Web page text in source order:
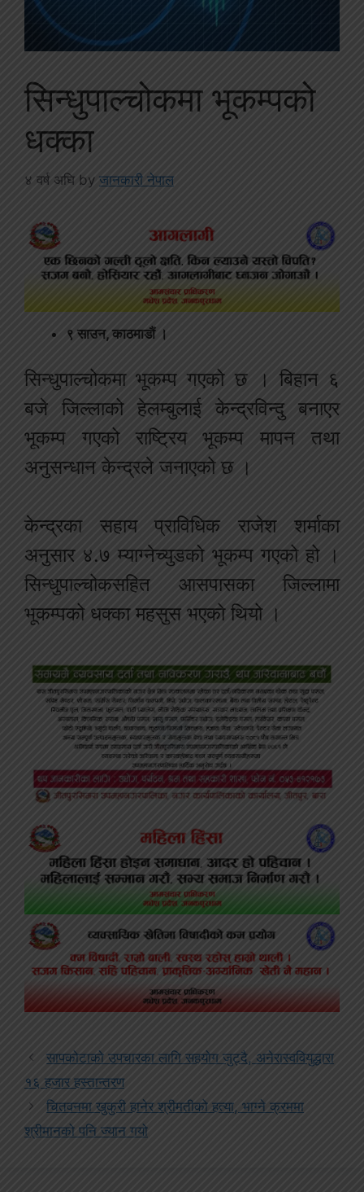
सिन्धुपाल्चोकमा भूकम्पको
धक्का
४ वर्ष अघि by जानकारी नेपाल
९ साउन, काठमाडौं ।
सिन्धुपाल्चोकमा भूकम्प गएको छ । बिहान ६
बजे जिल्लाको हेलम्बुलाई केन्द्रविन्दु बनाएर
भूकम्प गएको राष्ट्रिय भूकम्प मापन तथा
अनुसन्धान केन्द्रले जनाएको छ ।
केन्द्रका सहाय प्राविधिक राजेश शर्माका
अनुसार ४.७ म्याग्नेच्युडको भूकम्प गएको हो ।
सिन्धुपाल्चोकसहित आसपासका जिल्लामा
भूकम्पको धक्का महसुस भएको थियो ।
सापकोटाको उपचारका लागि सहयोग जुट्दै, अनेरास्ववियुद्धारा
१६ हजार हस्तान्तरण
चितवनमा खुकुरी हानेर श्रीमतीको हत्या, भाग्ने क्रममा
श्रीमानको पनि ज्यान गयो